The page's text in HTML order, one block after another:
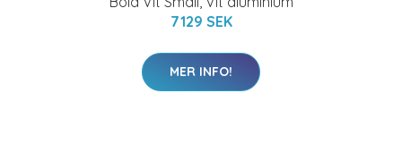
7129 SEK
MER INFO!